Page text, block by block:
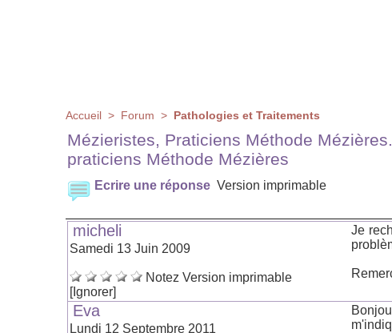
Accueil > Forum > Pathologies et Traitements
Mézieristes, Praticiens Méthode
praticiens Méthode Mézières
Ecrire une réponse Version imprimable
micheli
Samedi 13 Juin 2009
Notez Version imprimable
[Ignorer]
Je
Eva
Lundi 12 Septembre 2011